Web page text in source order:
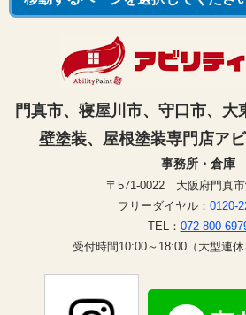
門真市、寝屋川市、守口市、大
壁塗装、屋根塗装専門店ア
事務所・倉庫
〒571-0022 大阪府門真市
フリーダイヤル： 0120-
TEL： 072-800-
受付時間10:00～18:00（大型連休